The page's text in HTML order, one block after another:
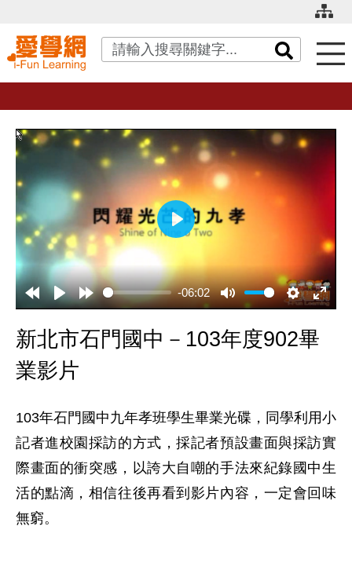
關鍵字搜尋
-06:02
播
放
新北市石門國中－103年度902畢
業影片
103年石門國中九年孝班學生畢業光碟，同學利用小
記者進校園採訪的方式，採記者預設畫面與採訪實
際畫面的衝突感，以誇大自嘲的手法來紀錄國中生
活的點滴，相信往後再看到影片內容，一定會回味
無窮。